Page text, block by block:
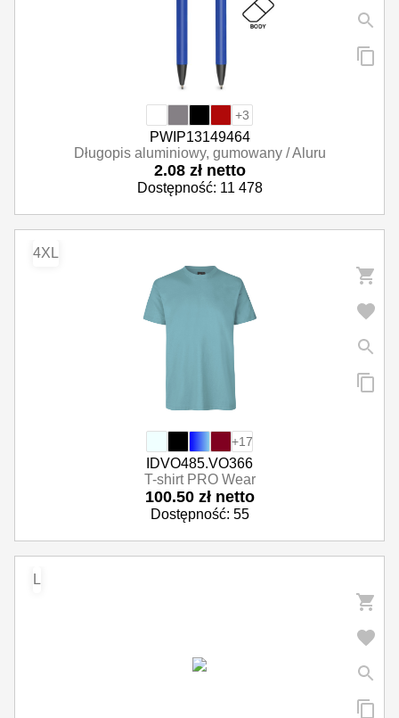
+3
PWIP13149464
Długopis aluminiowy, gumowany / Aluru
2.08 zł netto
Dostępność: 11 478
+17
4XL
IDVO485.VO366
T-shirt PRO Wear
100.50 zł netto
Dostępność: 55
L